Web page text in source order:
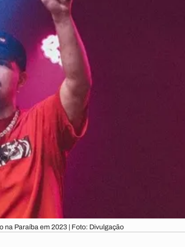
na Paraíba em 2023 | Foto: Divulgação